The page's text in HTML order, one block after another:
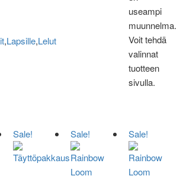
,Lapsille,Lelut
useampi
muunnelma.
Voit tehdä
valinnat
tuotteen
sivulla.
Sale! Sale! Sale!